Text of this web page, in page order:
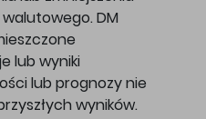
DM
lub wyniki
lub prognozy nie
wyników.